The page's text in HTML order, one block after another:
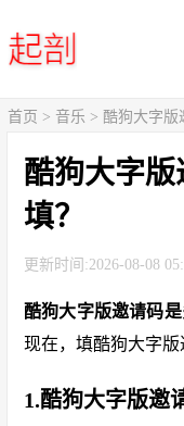
首页 > 音乐 > 酷狗大字版
酷狗大字
填？
更新时间:2026-08-08
酷狗大字版邀请码
现在，填酷狗大字版
1.酷狗大字版邀